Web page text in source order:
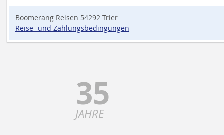
Boomerang Reisen 54292 Trier
Reise- und Zahlungsbedingungen
35
JAHRE